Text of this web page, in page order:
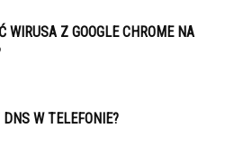
WIRUSA Z GOOGLE CHROME NA
W TELEFONIE?